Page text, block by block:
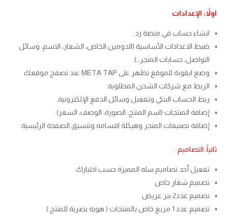
اولاً: الإعدادات
انشاء حساب في منصة زد .
ضبط الاعدادات الأساسية (الدومين الخاص، الشعار، الاسم، وسائل
التواصل، حسابات المتجر…).
وضع ايقونة للموقع تظهر على META TAP عند تصفح موقعك
الربط مع شركات الشحن المطلوبة.
ربط الحساب البنكي وتفعيل وسائل الدفع الإلكترونية.
إضافة المنتجات (اسم المنتج، الصورة، الوصف، السعر).
إضافة تصنيفات المتجر وهيكلة اقسامه وتنسيق الصفحة الرئيسية.
ثانياً: التصاميم
تفعيل أحد تصاميم سله المميزة حسب اختيارك.
تصميم شعار خاص
تصميم عدد2 بنر عريض
تصميم عدد 1 مربع خاص بالمنتجات ( هوية بصرية للمنتج )